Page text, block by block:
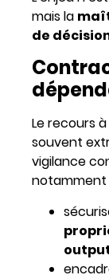
mais la
de
Le recours
souvent
vigilance
notamment